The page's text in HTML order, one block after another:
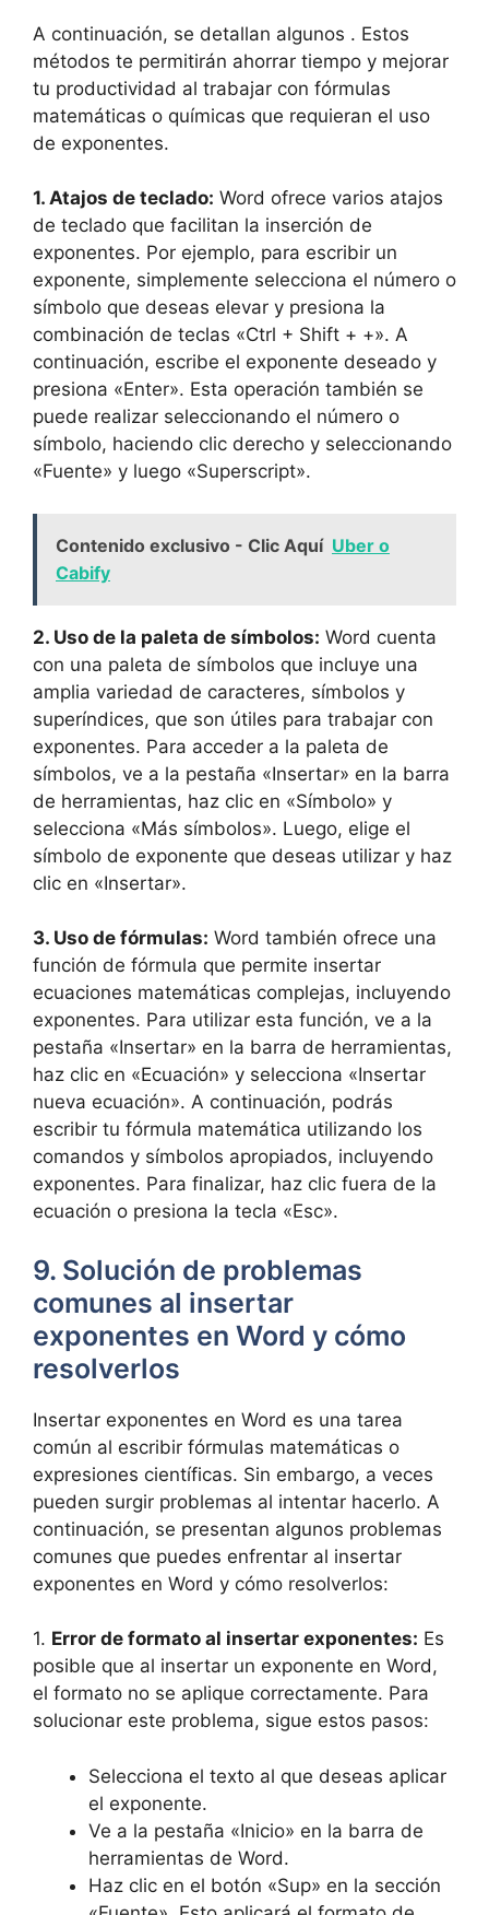
A continuación, se detallan algunos . Estos
métodos te permitirán ahorrar tiempo y mejorar
tu productividad al trabajar con fórmulas
matemáticas o químicas que requieran el uso
de exponentes.
1. Atajos de teclado: Word ofrece varios atajos
de teclado que facilitan la inserción de
exponentes. Por ejemplo, para escribir un
exponente, simplemente selecciona el número o
símbolo que deseas elevar y presiona la
combinación de teclas «Ctrl + Shift + +». A
continuación, escribe el exponente deseado y
presiona «Enter». Esta operación también se
puede realizar seleccionando el número o
símbolo, haciendo clic derecho y seleccionando
«Fuente» y luego «Superscript».
Contenido exclusivo - Clic Aquí Uber o
Cabify
2. Uso de la paleta de símbolos: Word cuenta
con una paleta de símbolos que incluye una
amplia variedad de caracteres, símbolos y
superíndices, que son útiles para trabajar con
exponentes. Para acceder a la paleta de
símbolos, ve a la pestaña «Insertar» en la barra
de herramientas, haz clic en «Símbolo» y
selecciona «Más símbolos». Luego, elige el
símbolo de exponente que deseas utilizar y haz
clic en «Insertar».
3. Uso de fórmulas: Word también ofrece una
función de fórmula que permite insertar
ecuaciones matemáticas complejas, incluyendo
exponentes. Para utilizar esta función, ve a la
pestaña «Insertar» en la barra de herramientas,
haz clic en «Ecuación» y selecciona «Insertar
nueva ecuación». A continuación, podrás
escribir tu fórmula matemática utilizando los
comandos y símbolos apropiados, incluyendo
exponentes. Para finalizar, haz clic fuera de la
ecuación o presiona la tecla «Esc».
9. Solución de problemas
comunes al insertar
exponentes en Word y cómo
resolverlos
Insertar exponentes en Word es una tarea
común al escribir fórmulas matemáticas o
expresiones científicas. Sin embargo, a veces
pueden surgir problemas al intentar hacerlo. A
continuación, se presentan algunos problemas
comunes que puedes enfrentar al insertar
exponentes en Word y cómo resolverlos:
1. Error de formato al insertar exponentes: Es
posible que al insertar un exponente en Word,
el formato no se aplique correctamente. Para
solucionar este problema, sigue estos pasos:
Selecciona el texto al que deseas aplicar
el exponente.
Ve a la pestaña «Inicio» en la barra de
herramientas de Word.
Haz clic en el botón «Sup» en la sección